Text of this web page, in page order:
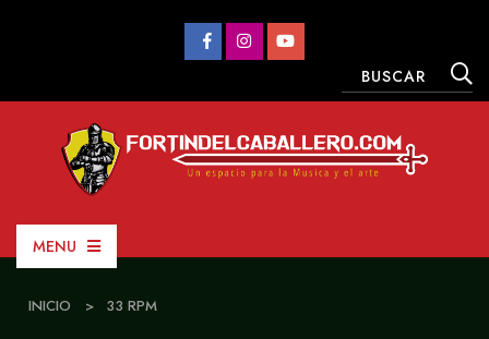
MENU
INICIO > 33 RPM